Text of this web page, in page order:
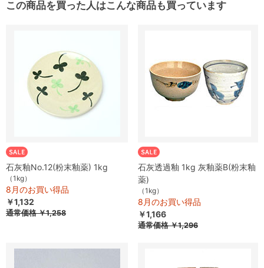
この商品を買った人はこんな商品も買っています
石灰釉No.12(粉末釉薬) 1kg
（1kg）
8月のお買い得品
￥1,132
通常価格￥1,258
石灰透過釉 1kg 灰釉薬B(粉末釉
薬)
（1kg）
8月のお買い得品
￥1,166
通常価格￥1,296